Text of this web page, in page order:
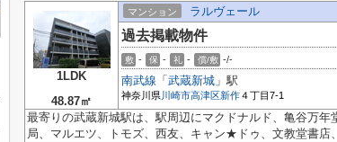
1LDK
48.87㎡
マンション ラルヴェール
過去掲載物件
敷 - 保 - 礼 - 償/敷 -/-
南武線 「 武蔵新城 」駅
神奈川県川崎市高津区 新作４丁目7-1
最寄りの武蔵新城駅は、駅周辺にマクドナルド、亀谷万
局、マルエツ、トモズ、西友、キャン★ドゥ、文教堂書店